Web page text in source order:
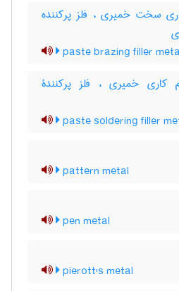
سخت خمیری ، فلز پرکننده
paste brazing filler
کاری خمیری ، فلز پرکنندۀ
paste soldering filler
pattern metal
pen metal
pierott's metal